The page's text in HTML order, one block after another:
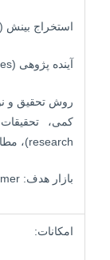
استخراج بینش (insight generation)،
آینده پژوهی (futures studies)
روش تحقیق و
research)، مطالعه بازار (market visit)
بازار هدف: business to business، business to customer
امکانات: